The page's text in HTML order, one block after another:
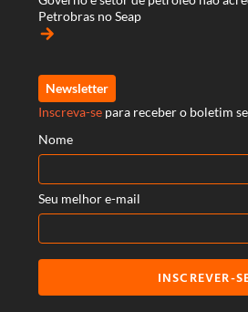
Petrobras no Seap
arrow_forward
Newsletter
Inscreva-se para receber o boletim
Nome
Seu melhor e-mail
INSCREVER-